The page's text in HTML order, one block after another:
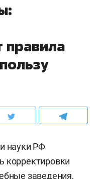
науки РФ
корректировки
заведения,